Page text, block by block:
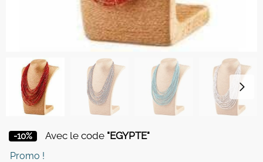
-10% Avec le code "EGYPTE"
Promo !